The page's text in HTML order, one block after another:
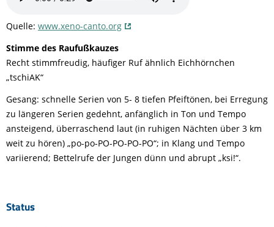
Quelle: www.xeno-canto.org
Stimme des Raufußkauzes
Recht stimmfreudig, häufiger Ruf ähnlich Eichhörnchen
„tschiAK“
Gesang: schnelle Serien von 5- 8 tiefen Pfeiftönen, bei Erregung
zu längeren Serien gedehnt, anfänglich in Ton und Tempo
ansteigend, überraschend laut (in ruhigen Nächten über 3 km
weit zu hören) „po-po-PO-PO-PO-PO“; in Klang und Tempo
variierend; Bettelrufe der Jungen dünn und abrupt „ksi!“.
Status